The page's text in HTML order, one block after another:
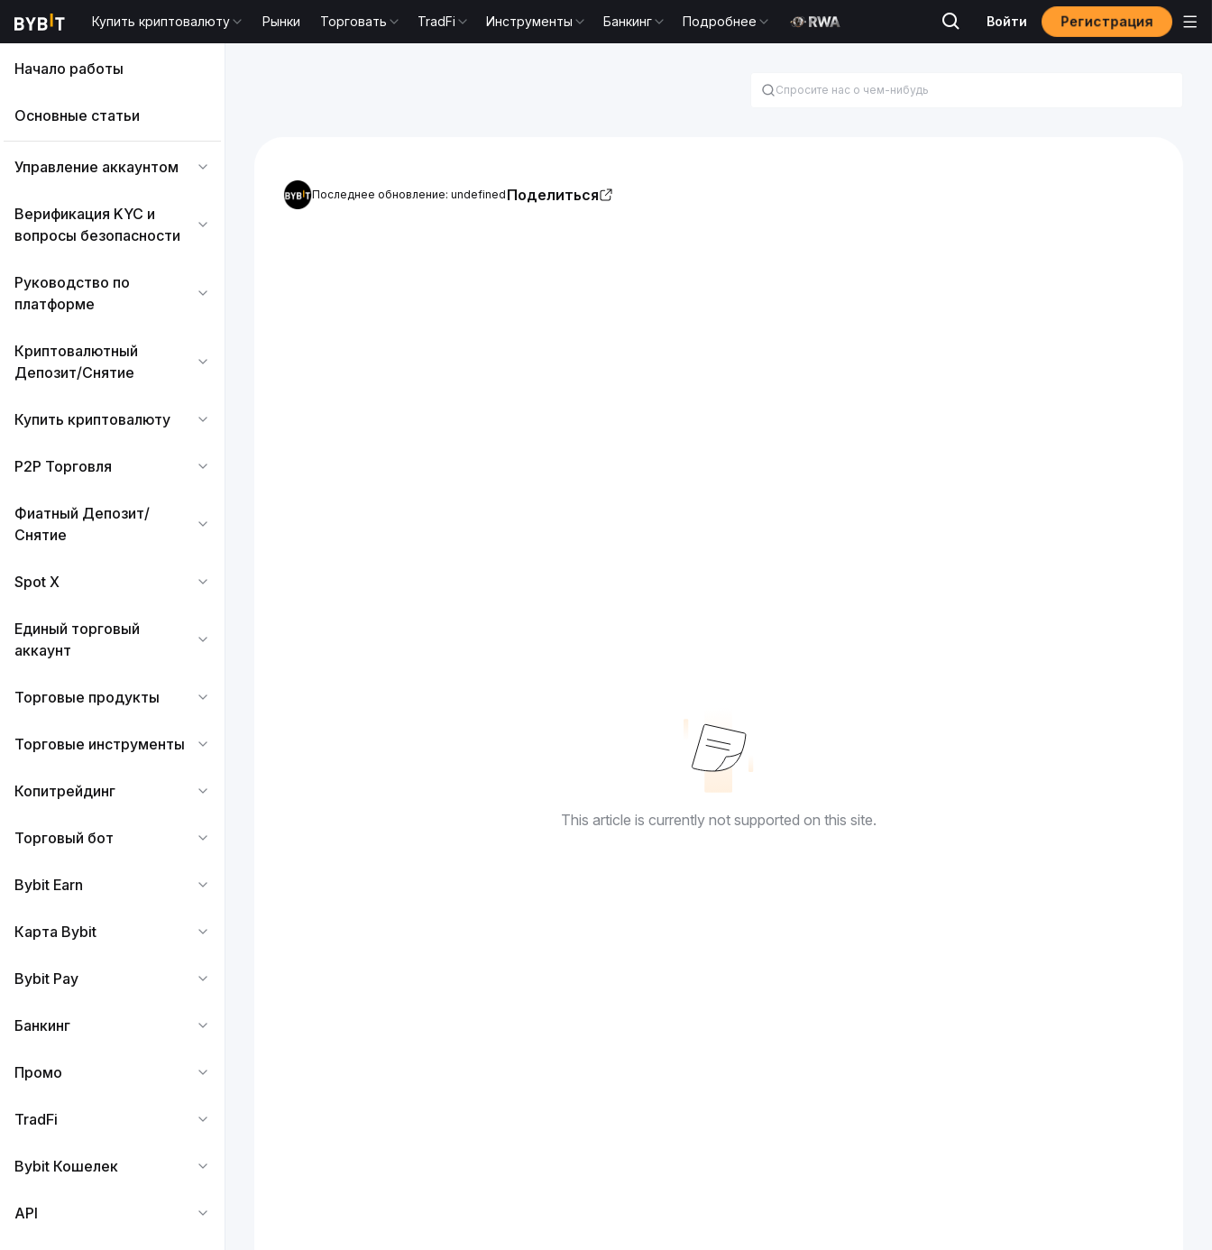
Купить криптовалюту Рынки Торговать TradFi Инструменты Банкинг Подробнее Войти Регистрация
Начало работы
Основные статьи
Управление аккаунтом
Верификация KYC и
вопросы безопасности
Руководство по
платформе
Криптовалютный
Депозит/Снятие
Купить криптовалюту
P2P Торговля
Фиатный Депозит/
Снятие
Spot X
Единый торговый
аккаунт
Торговые продукты
Торговые инструменты
Копитрейдинг
Торговый бот
Bybit Earn
Карта Bybit
Bybit Pay
Банкинг
Промо
TradFi
Bybit Кошелек
API
Последнее обновление: undefined Поделиться
This article is currently not supported on this site.